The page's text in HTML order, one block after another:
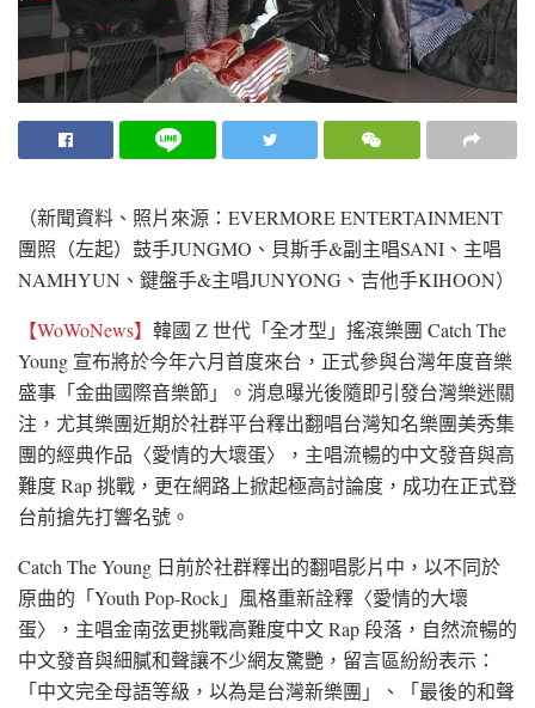
（新聞資料、照片來源：EVERMORE ENTERTAINMENT
團照（左起）鼓手JUNGMO、貝斯手&副主唱SANI、主唱
NAMHYUN、鍵盤手&主唱JUNYONG、吉他手KIHOON）
【WoWoNews】 韓國 Z 世代「全才型」搖滾樂團 Catch The
Young 宣布將於今年六月首度來台，正式參與台灣年度音樂
盛事「金曲國際音樂節」。消息曝光後隨即引發台灣樂迷關
注，尤其樂團近期於社群平台釋出翻唱台灣知名樂團美秀集
團的經典作品〈愛情的大壞蛋〉，主唱流暢的中文發音與高
難度 Rap 挑戰，更在網路上掀起極高討論度，成功在正式登
台前搶先打響名號。
Catch The Young 日前於社群釋出的翻唱影片中，以不同於
原曲的「Youth Pop-Rock」風格重新詮釋〈愛情的大壞
蛋〉，主唱金南弦更挑戰高難度中文 Rap 段落，自然流暢的
中文發音與細膩和聲讓不少網友驚艷，留言區紛紛表示：
「中文完全母語等級，以為是台灣新樂團」、「最後的和聲